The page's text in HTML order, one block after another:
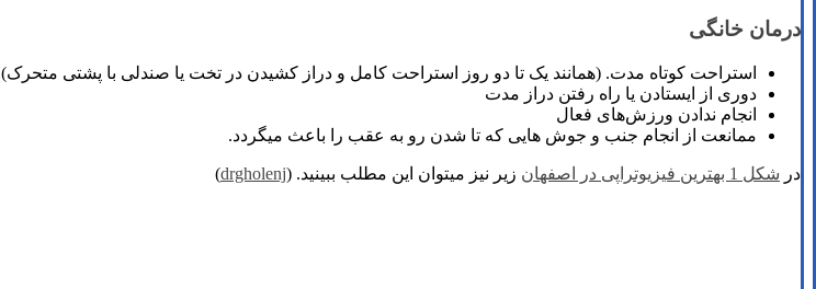
درمان خانگی
استراحت کوتاه مدت. (همانند یک تا دو روز استراحت کامل و دراز کشیدن در تخت یا صندلی با پشتی
دوری از ایستادن یا راه رفتن دراز مدت
انجام ندادن ورزش‌های فعال
ممانعت از انجام جنب و جوش ‌هایی که تا شدن رو به عقب را باعث میگردد.
در شکل 1 بهترین فیزیوتراپی در اصفهان زیر نیز میتوان این مطلب ببینید. (drgholenj
)